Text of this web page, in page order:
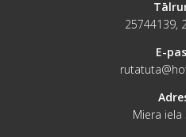
25744139,
E-
Miera iela